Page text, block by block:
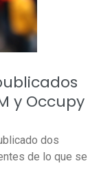
y Occupy
dos
de lo que se